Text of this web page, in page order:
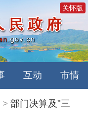
关怀版
互动 市情
>部门决算及"三